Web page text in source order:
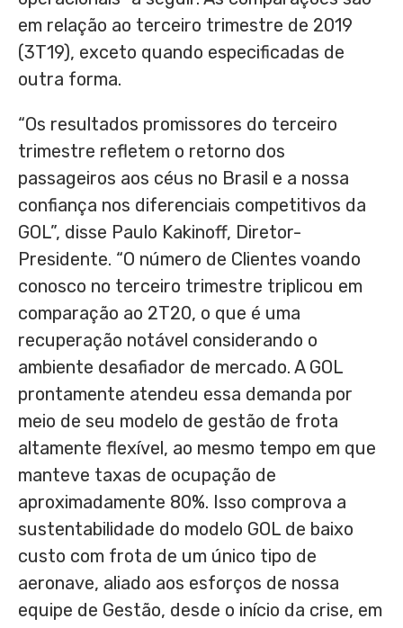
em relação ao terceiro trimestre de 2019
(3T19), exceto quando especificadas de
outra forma.
“Os resultados promissores do terceiro
trimestre refletem o retorno dos
passageiros aos céus no Brasil e a nossa
confiança nos diferenciais competitivos da
GOL”, disse Paulo Kakinoff, Diretor-
Presidente. “O número de Clientes voando
conosco no terceiro trimestre triplicou em
comparação ao 2T20, o que é uma
recuperação notável considerando o
ambiente desafiador de mercado. A GOL
prontamente atendeu essa demanda por
meio de seu modelo de gestão de frota
altamente flexível, ao mesmo tempo em que
manteve taxas de ocupação de
aproximadamente 80%. Isso comprova a
sustentabilidade do modelo GOL de baixo
custo com frota de um único tipo de
aeronave, aliado aos esforços de nossa
equipe de Gestão, desde o início da crise, em